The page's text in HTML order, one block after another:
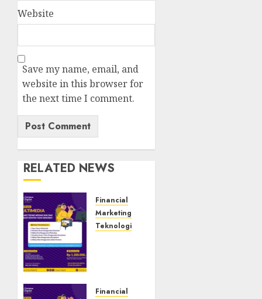
Website
Save my name, email, and
website in this browser for
the next time I comment.
RELATED NEWS
Financial
Marketing
Teknologi
Ngawi
Financial